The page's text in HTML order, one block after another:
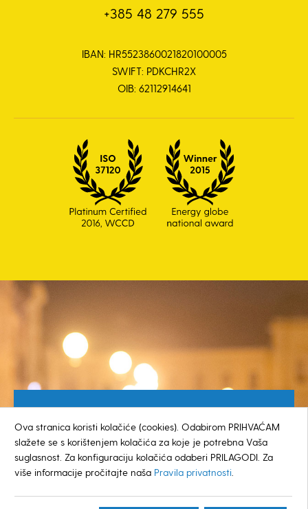
+385 48 279 555
IBAN: HR5523860021820100005
SWIFT: PDKCHR2X
OIB: 62112914641
0800 385 048
© GRAD KOPRIVNICA
Ova stranica koristi kolačiće (cookies). Odabirom PRIHVAĆAM
slažete se s korištenjem kolačića za koje je potrebna Vaša
suglasnost. Za konfiguraciju kolačića odaberi PRILAGODI. Za
više informacije pročitajte naša Pravila privatnosti